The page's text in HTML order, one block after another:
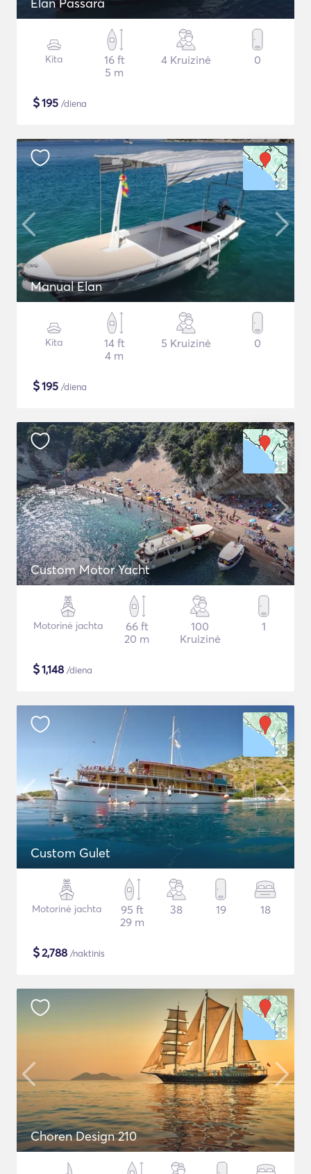
Kita
16 ft
5 m
4 Kruizinė 0
$195 /diena
Manual Elan
Kita
14 ft
4 m
5 Kruizinė 0
$195 /diena
Custom Motor Yacht
Motorinė jachta
66 ft
20 m
100
Kruizinė
1
$1,148 /diena
Custom Gulet
Motorinė jachta
95 ft
29 m
38 19 18
$2,788 /naktinis
Choren Design 210